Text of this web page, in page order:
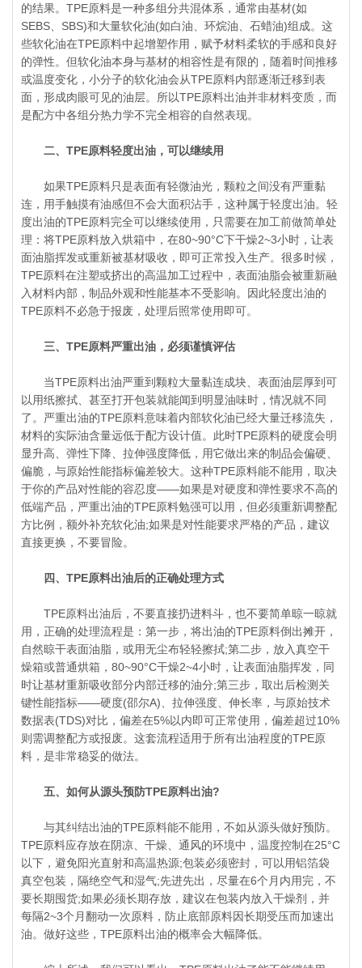
的结果。TPE原料是一种多组分共混体系，通常由基材(如
SEBS、SBS)和大量软化油(如白油、环烷油、石蜡油)组成。这
些软化油在TPE原料中起增塑作用，赋予材料柔软的手感和良好
的弹性。但软化油本身与基材的相容性是有限的，随着时间推移
或温度变化，小分子的软化油会从TPE原料内部逐渐迁移到表
面，形成肉眼可见的油层。所以TPE原料出油并非材料变质，而
是配方中各组分热力学不完全相容的自然表现。
二、TPE原料轻度出油，可以继续用
如果TPE原料只是表面有轻微油光，颗粒之间没有严重黏
连，用手触摸有油感但不会大面积沾手，这种属于轻度出油。轻
度出油的TPE原料完全可以继续使用，只需要在加工前做简单处
理：将TPE原料放入烘箱中，在80~90°C下干燥2~3小时，让表
面油脂挥发或重新被基材吸收，即可正常投入生产。很多时候，
TPE原料在注塑或挤出的高温加工过程中，表面油脂会被重新融
入材料内部，制品外观和性能基本不受影响。因此轻度出油的
TPE原料不必急于报废，处理后照常使用即可。
三、TPE原料严重出油，必须谨慎评估
当TPE原料出油严重到颗粒大量黏连成块、表面油层厚到可
以用纸擦拭、甚至打开包装就能闻到明显油味时，情况就不同
了。严重出油的TPE原料意味着内部软化油已经大量迁移流失，
材料的实际油含量远低于配方设计值。此时TPE原料的硬度会明
显升高、弹性下降、拉伸强度降低，用它做出来的制品会偏硬、
偏脆，与原始性能指标偏差较大。这种TPE原料能不能用，取决
于你的产品对性能的容忍度——如果是对硬度和弹性要求不高的
低端产品，严重出油的TPE原料勉强可以用，但必须重新调整配
方比例，额外补充软化油;如果是对性能要求严格的产品，建议
直接更换，不要冒险。
四、TPE原料出油后的正确处理方式
TPE原料出油后，不要直接扔进料斗，也不要简单晾一晾就
用，正确的处理流程是：第一步，将出油的TPE原料倒出摊开，
自然晾干表面油脂，或用无尘布轻轻擦拭;第二步，放入真空干
燥箱或普通烘箱，80~90°C干燥2~4小时，让表面油脂挥发，同
时让基材重新吸收部分内部迁移的油分;第三步，取出后检测关
键性能指标——硬度(邵尔A)、拉伸强度、伸长率，与原始技术
数据表(TDS)对比，偏差在5%以内即可正常使用，偏差超过10%
则需调整配方或报废。这套流程适用于所有出油程度的TPE原
料，是非常稳妥的做法。
五、如何从源头预防TPE原料出油?
与其纠结出油的TPE原料能不能用，不如从源头做好预防。
TPE原料应存放在阴凉、干燥、通风的环境中，温度控制在25°C
以下，避免阳光直射和高温热源;包装必须密封，可以用铝箔袋
真空包装，隔绝空气和湿气;先进先出，尽量在6个月内用完，不
要长期囤货;如果必须长期存放，建议在包装内放入干燥剂，并
每隔2~3个月翻动一次原料，防止底部原料因长期受压而加速出
油。做好这些，TPE原料出油的概率会大幅降低。